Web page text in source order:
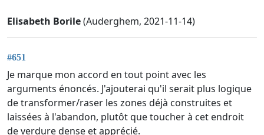
Elisabeth Borile(Auderghem, 2021-11-14)
#651
Je marque mon accord en tout point avec les
arguments énoncés. J'ajouterai qu'il serait plus logique
de transformer/raser les zones déjà construites et
laissées à l'abandon, plutôt que toucher à cet endroit
de verdure dense et apprécié.